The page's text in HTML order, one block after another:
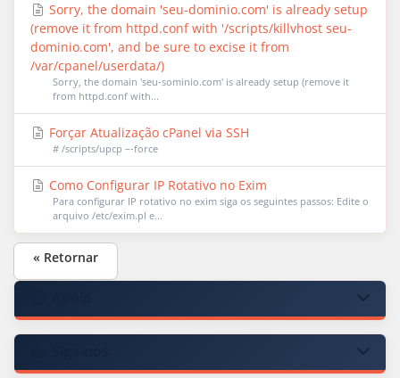
Sorry, the domain 'seu-dominio.com' is already setup
(remove it from httpd.conf with '/scripts/killvhost seu-
dominio.com', and be sure to excise it from
/var/cpanel/userdata/)
Sorry, the domain 'seu-sominio.com' is already setup (remove it
from httpd.conf with...
Forçar Atualização cPanel via SSH
# /scripts/upcp –-force
Como Configurar IP Rotativo no Exim
Para configurar IP rotativo no exim siga os seguintes passos: Edite o
arquivo /etc/exim.pl e...
« Retornar